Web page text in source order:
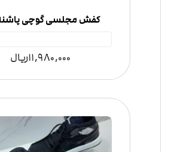
11,980,000ریال